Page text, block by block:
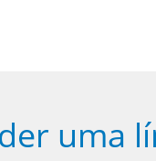
uma